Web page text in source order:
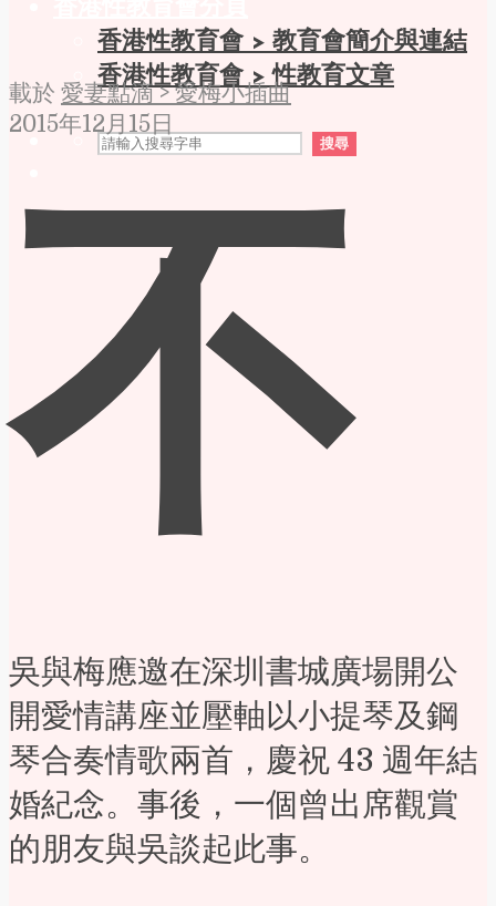
香港性教育會 > 教育會簡介與連結
香港性教育會 > 性教育文章
搜尋
載於 愛妻點滴 > 愛梅小插曲
2015年12月15日
不
吳與梅應邀在深圳書城廣場開公
開愛情講座並壓軸以小提琴及鋼
琴合奏情歌兩首，慶祝 43 週年結
婚紀念。事後，一個曾出席觀賞
的朋友與吳談起此事。